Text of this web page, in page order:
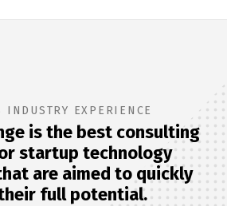
INDUSTRY EXPERIENCE
is the best consulting
startup technology
are aimed to quickly
full potential.